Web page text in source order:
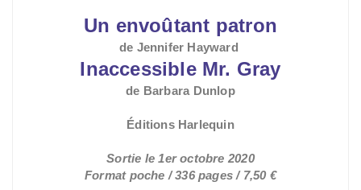
Un envoûtant patron
de Jennifer Hayward
Inaccessible Mr. Gray
de Barbara Dunlop
Éditions Harlequin
Sortie le 1er octobre 2020
Format poche / 336 pages / 7,50 €